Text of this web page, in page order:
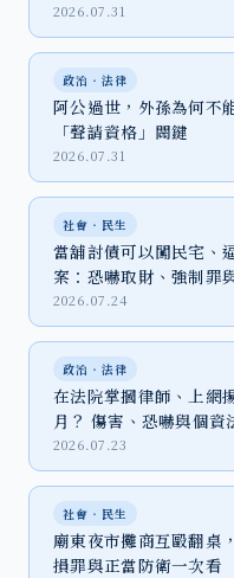
2026.07.31
政治‧法律
阿公過世，外孫為何不
「聲請資格」關鍵
2026.07.31
社會‧民生
當舖討債可以闖民宅、
案：恐嚇取財、強制罪
2026.07.24
政治‧法律
在法院掌摑律師、上網
月？ 傷害、恐嚇與個資
2026.07.23
社會‧民生
廟東夜市攤商互毆翻桌
損罪與正當防衛一次看